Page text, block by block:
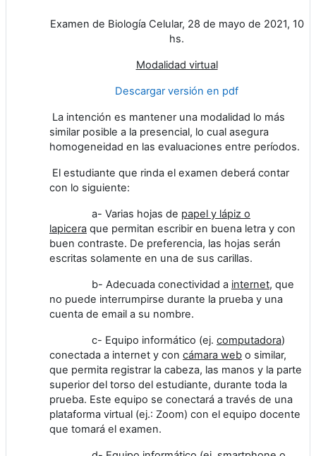
Examen de Biología Celular, 28 de mayo de 2021, 10
hs.
Modalidad virtual
Descargar versión en pdf
La intención es mantener una modalidad lo más
similar posible a la presencial, lo cual asegura
homogeneidad en las evaluaciones entre períodos.
El estudiante que rinda el examen deberá contar
con lo siguiente:
a- Varias hojas de papel y lápiz o
lapicera que permitan escribir en buena letra y con
buen contraste. De preferencia, las hojas serán
escritas solamente en una de sus carillas.
b- Adecuada conectividad a internet, que
no puede interrumpirse durante la prueba y una
cuenta de email a su nombre.
c- Equipo informático (ej. computadora)
conectada a internet y con cámara web o similar,
que permita registrar la cabeza, las manos y la parte
superior del torso del estudiante, durante toda la
prueba. Este equipo se conectará a través de una
plataforma virtual (ej.: Zoom) con el equipo docente
que tomará el examen.